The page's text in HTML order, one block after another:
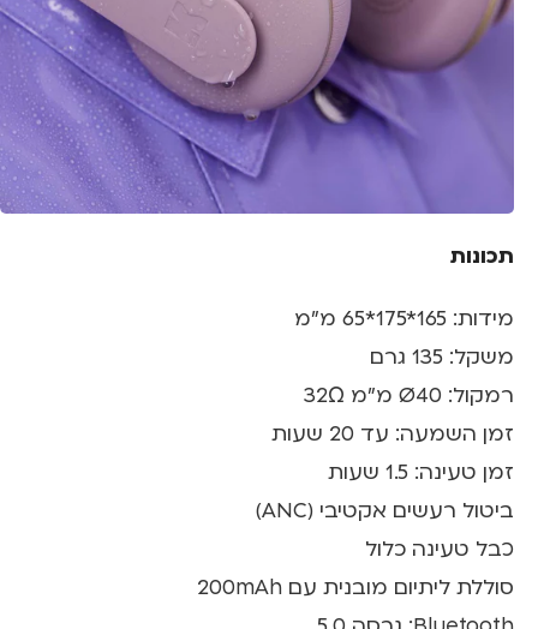
תכונות
מידות: 165*175*65 מ"מ
משקל: 135 גרם
רמקול: Ø40 מ"מ 32Ω
זמן השמעה: עד 20 שעות
זמן טעינה: 1.5 שעות
ביטול רעשים אקטיבי (ANC)
כבל טעינה כלול
סוללת ליתיום מובנית עם 200mAh